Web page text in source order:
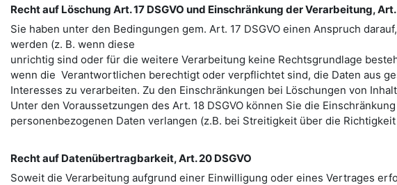
Recht auf Löschung Art. 17 DSGVO und Einschränkung der Verarbeitung, Art.
Sie haben unter den Bedingungen gem. Art. 17 DSGVO einen Anspruch
werden (z. B. wenn diese
unrichtig sind oder für die weitere Verarbeitung keine Rechtsgrundlage
wenn die Verantwortlichen berechtigt oder verpflichtet sind, die Daten aus
Interesses zu verarbeiten. Zu den Einschränkungen bei Löschungen von
Unter den Voraussetzungen des Art. 18 DSGVO können Sie die
personenbezogenen Daten verlangen (z.B. bei Streitigkeit über die
Recht auf Datenübertragbarkeit, Art. 20 DSGVO
Soweit die Verarbeitung aufgrund einer Einwilligung oder eines Vertrages